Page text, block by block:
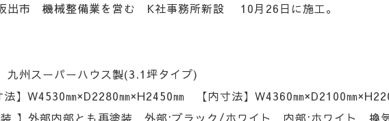
出市 機械整備業を営む K社事務所新設 10月26日に施工。
州スーパーハウス製(3.1坪タイプ)
法】W4530㎜×D2280㎜×H2450㎜ 【内寸法】W4360㎜×D2100㎜
】外部内部とも再塗装 外部:ブラック/ホワイト 内部:ホワイト 換